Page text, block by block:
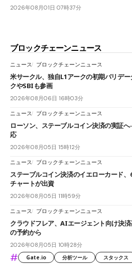
2026年08月01日 07時37分
ブロックチェーンニュース
ニュース ブロックチェーンニュース
米サークル、独自L1アークの初期バリデ
クやSBIも参画
2026年08月06日 16時03分
ニュース ブロックチェーンニュース
ローソン、ステーブルコイン決済の実証
応
2026年08月05日 15時12分
ニュース ブロックチェーンニュース
ステーブルコイン決済のイエローカード、
チャートが出資
2026年08月05日 11時59分
ニュース ブロックチェーンニュース
クラウドフレア、AIエージェント向け決済
の予約から
2026年08月05日 10時28分
# Gate.io 分析ツール スタックス